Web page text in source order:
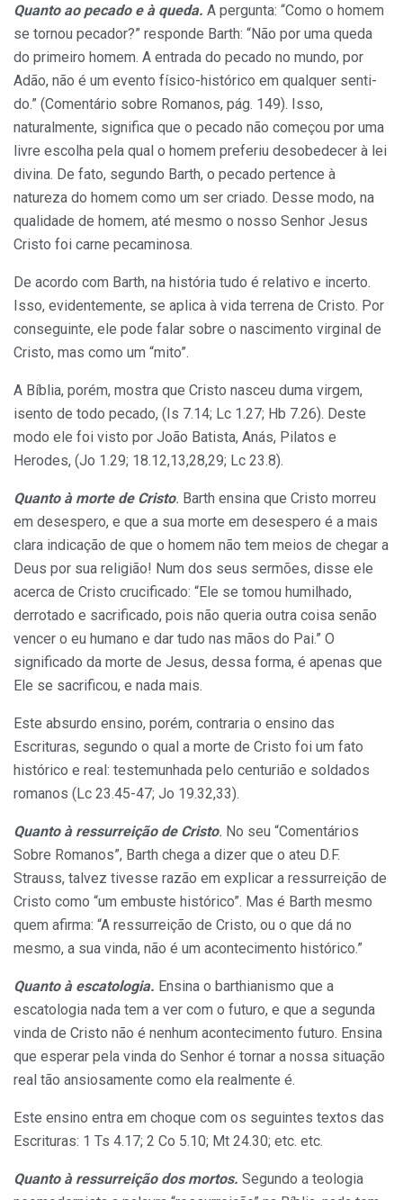
Quanto ao pecado e à queda. A pergunta: “Como o homem
se tor­nou pecador?” responde Barth: “Não por uma queda
do primeiro homem. A entrada do pecado no mundo, por
Adão, não é um evento físico-histórico em qualquer senti­
do.” (Comentário sobre Romanos, pág. 149). Isso,
naturalmente, signi­fica que o pecado não começou por uma
livre escolha pela qual o ho­mem preferiu desobedecer à lei
divi­na. De fato, segundo Barth, o peca­do pertence à
natureza do homem como um ser criado. Desse modo, na
qualidade de homem, até mesmo o nosso Senhor Jesus
Cristo foi carne pecaminosa.
De acordo com Barth, na histó­ria tudo é relativo e incerto.
Isso, evidentemente, se aplica à vida ter­rena de Cristo. Por
conseguinte, ele pode falar sobre o nascimento virgi­nal de
Cristo, mas como um “mito”.
A Bíblia, porém, mostra que Cristo nasceu duma virgem,
isento de todo pecado, (Is 7.14; Lc 1.27; Hb 7.26). Deste
modo ele foi visto por João Batista, Anás, Pilatos e
Herodes, (Jo 1.29; 18.12,13,28,29; Lc 23.8).
Quanto à morte de Cristo. Barth ensina que Cristo morreu
em desespero, e que a sua morte em de­sespero é a mais
clara indicação de que o homem não tem meios de chegar a
Deus por sua religião! Num dos seus sermões, disse ele
acerca de Cristo crucificado: “Ele se tomou humilhado,
derrotado e sacrificado, pois não queria outra coisa senão
vencer o eu humano e dar tudo nas mãos do Pai.” O
significado da mor­te de Jesus, dessa forma, é apenas que
Ele se sacrificou, e nada mais.
Este absurdo ensino, porém, contraria o ensino das
Escrituras, segundo o qual a morte de Cristo foi um fato
histórico e real: testemu­nhada pelo centurião e soldados
ro­manos (Lc 23.45-47; Jo 19.32,33).
Quanto à ressurreição de Cris­to. No seu “Comentários
Sobre Ro­manos”, Barth chega a dizer que o ateu D.F.
Strauss, talvez tivesse ra­zão em explicar a ressurreição de
Cristo como “um embuste históri­co”. Mas é Barth mesmo
quem afir­ma: “A ressurreição de Cristo, ou o que dá no
mesmo, a sua vinda, não é um acontecimento histórico.”
Quanto à escatologia. Ensina o barthianismo que a
escatologia nada tem a ver com o futuro, e que a segunda
vinda de Cristo não é ne­nhum acontecimento futuro. Ensi­na
que esperar pela vinda do Senhor é tornar a nossa situação
real tão ansiosamente como ela realmente é.
Este ensino entra em choque com os seguintes textos das
Escritu­ras: 1 Ts 4.17; 2 Co 5.10; Mt 24.30; etc. etc.
Quanto à ressurreição dos mortos. Segundo a teologia